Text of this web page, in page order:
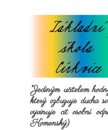
"Jediným učitelem
který vzbuzuje ducha
vyvinuje cit osobní
Komenský)